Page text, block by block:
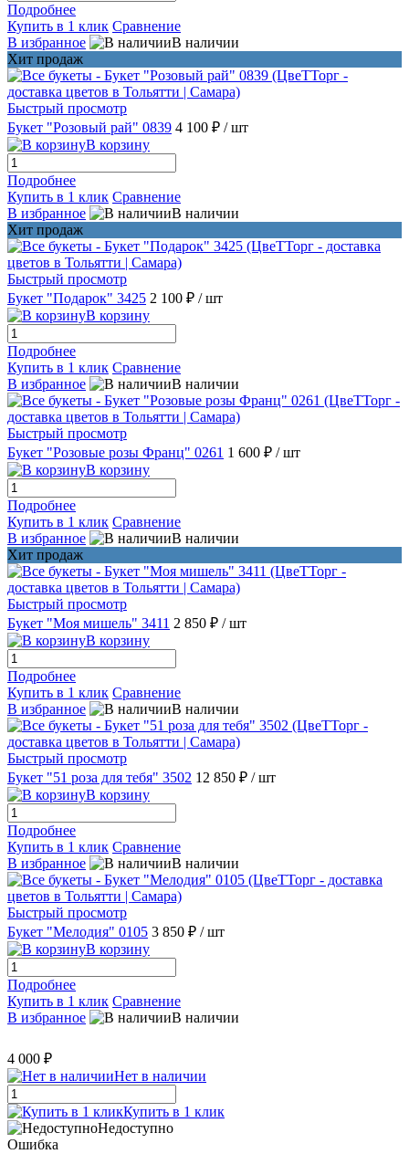
Подробнее
Купить в 1 клик Сравнение
В избранное
В наличии
Хит продаж
Быстрый просмотр
Букет "Розовый рай" 0839 4 100 ₽ / шт
В корзину
Подробнее
Купить в 1 клик Сравнение
В избранное
В наличии
Хит продаж
Быстрый просмотр
Букет "Подарок" 3425 2 100 ₽ / шт
В корзину
Подробнее
Купить в 1 клик Сравнение
В избранное
В наличии
Быстрый просмотр
Букет "Розовые розы Франц" 0261 1 600 ₽ / шт
В корзину
Подробнее
Купить в 1 клик Сравнение
В избранное
В наличии
Хит продаж
Быстрый просмотр
Букет "Моя мишель" 3411 2 850 ₽ / шт
В корзину
Подробнее
Купить в 1 клик Сравнение
В избранное
В наличии
Быстрый просмотр
Букет "51 роза для тебя" 3502 12 850 ₽ / шт
В корзину
Подробнее
Купить в 1 клик Сравнение
В избранное
В наличии
Быстрый просмотр
Букет "Мелодия" 0105 3 850 ₽ / шт
В корзину
Подробнее
Купить в 1 клик Сравнение
В избранное
В наличии
4 000 ₽
Нет в наличии
Купить в 1 клик
Недоступно
Ошибка